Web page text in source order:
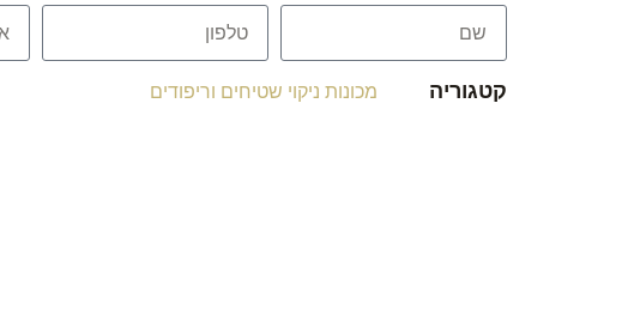
קטגוריה מכונות ניקוי שטיחים וריפודים